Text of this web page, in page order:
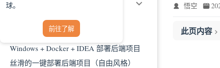
Jenkins 专栏发布啦
Jenkins 运维实战专栏（VIP 版）
Windows + Docker + IDEA 部署后端项目
丝滑的一键部署后端项目（自由风格）
悟空
此页内容
球。
前往了解